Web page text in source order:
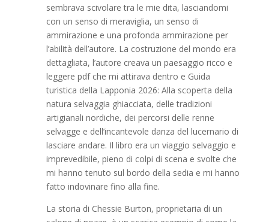
sembrava scivolare tra le mie dita, lasciandomi
con un senso di meraviglia, un senso di
ammirazione e una profonda ammirazione per
l’abilità dell’autore. La costruzione del mondo era
dettagliata, l’autore creava un paesaggio ricco e
leggere pdf che mi attirava dentro e Guida
turistica della Lapponia 2026: Alla scoperta della
natura selvaggia ghiacciata, delle tradizioni
artigianali nordiche, dei percorsi delle renne
selvagge e dell’incantevole danza del lucernario di
lasciare andare. Il libro era un viaggio selvaggio e
imprevedibile, pieno di colpi di scena e svolte che
mi hanno tenuto sul bordo della sedia e mi hanno
fatto indovinare fino alla fine.
La storia di Chessie Burton, proprietaria di un